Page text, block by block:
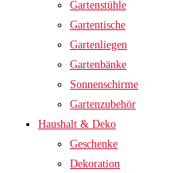
Gartenstühle
Gartentische
Gartenliegen
Gartenbänke
Sonnenschirme
Gartenzubehör
Haushalt & Deko
Geschenke
Dekoration